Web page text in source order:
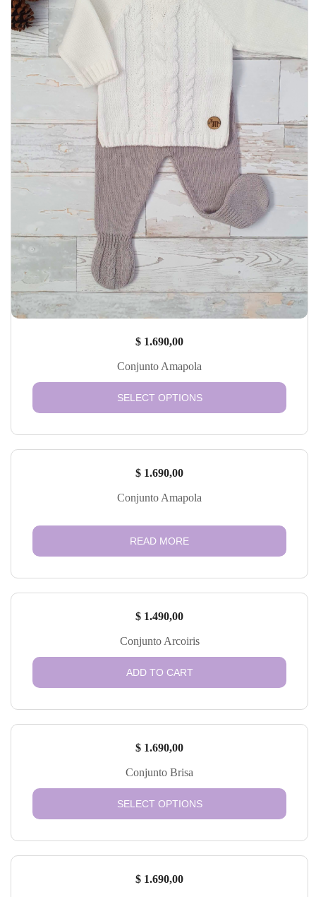
$ 1.690,00
Conjunto Amapola
SELECT OPTIONS
$ 1.690,00
Conjunto Amapola
READ MORE
$ 1.490,00
Conjunto Arcoiris
ADD TO CART
$ 1.690,00
Conjunto Brisa
SELECT OPTIONS
$ 1.690,00